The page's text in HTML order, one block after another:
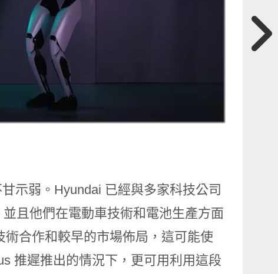
示弱。Hyundai 已經與多家科技公司
且他們在電動車技術和電池生產方面
合作和較早的市場佈局，這可能使
推遲推出的情況下，更可用利用這段